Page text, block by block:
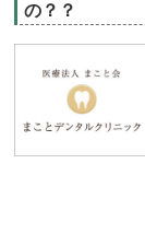
の？？